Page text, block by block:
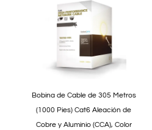
Bobina de Cable de 305 Metros
(1000 Pies) Cat6 Aleación de
Cobre y Aluminio (CCA), Color